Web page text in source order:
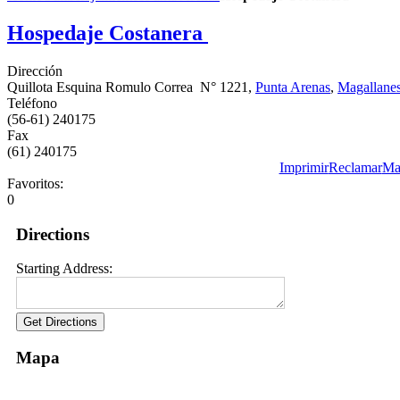
Hospedaje Costanera
Dirección
Quillota Esquina Romulo Correa N° 1221, Punta Arenas,
Teléfono
(56-61) 240175
Fax
(61) 240175
ImprimirReclamar
Favoritos:
0
Directions
Starting Address:
Mapa